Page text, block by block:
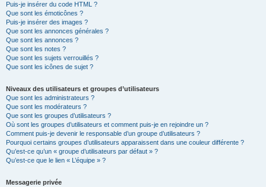
Puis-je insérer du code HTML ?
Que sont les émoticônes ?
Puis-je insérer des images ?
Que sont les annonces générales ?
Que sont les annonces ?
Que sont les notes ?
Que sont les sujets verrouillés ?
Que sont les icônes de sujet ?
Niveaux des utilisateurs et groupes d’utilisateurs
Que sont les administrateurs ?
Que sont les modérateurs ?
Que sont les groupes d’utilisateurs ?
Où sont les groupes d’utilisateurs et comment puis-je en rejoindre un ?
Comment puis-je devenir le responsable d’un groupe d’utilisateurs ?
Pourquoi certains groupes d’utilisateurs apparaissent dans une couleur différente ?
Qu’est-ce qu’un « groupe d’utilisateurs par défaut » ?
Qu’est-ce que le lien « L’équipe » ?
Messagerie privée